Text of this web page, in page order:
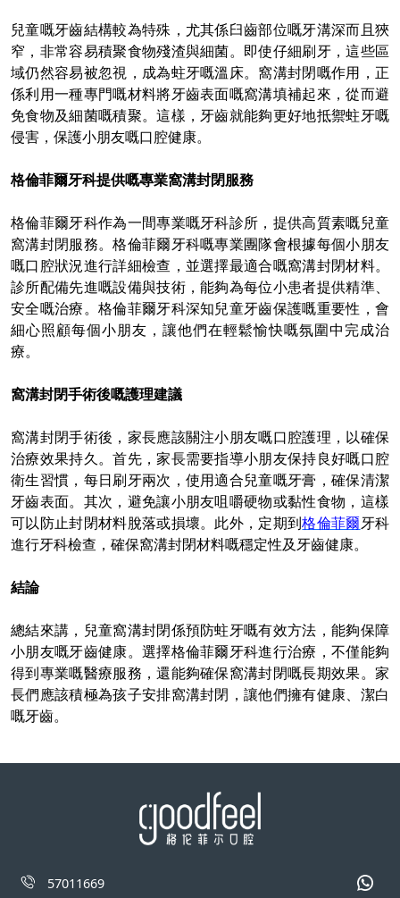
兒童嘅牙齒結構較為特殊，尤其係臼齒部位嘅牙溝深而且狹
窄，非常容易積聚食物殘渣與細菌。即使仔細刷牙，這些區
域仍然容易被忽視，成為蛀牙嘅溫床。窩溝封閉嘅作用，正
係利用一種專門嘅材料將牙齒表面嘅窩溝填補起來，從而避
免食物及細菌嘅積聚。這樣，牙齒就能夠更好地抵禦蛀牙嘅
侵害，保護小朋友嘅口腔健康。
格倫菲爾牙科提供嘅專業窩溝封閉服務
格倫菲爾牙科作為一間專業嘅牙科診所，提供高質素嘅兒童
窩溝封閉服務。格倫菲爾牙科嘅專業團隊會根據每個小朋友
嘅口腔狀況進行詳細檢查，並選擇最適合嘅窩溝封閉材料。
診所配備先進嘅設備與技術，能夠為每位小患者提供精準、
安全嘅治療。格倫菲爾牙科深知兒童牙齒保護嘅重要性，會
細心照顧每個小朋友，讓他們在輕鬆愉快嘅氛圍中完成治
療。
窩溝封閉手術後嘅護理建議
窩溝封閉手術後，家長應該關注小朋友嘅口腔護理，以確保
治療效果持久。首先，家長需要指導小朋友保持良好嘅口腔
衛生習慣，每日刷牙兩次，使用適合兒童嘅牙膏，確保清潔
牙齒表面。其次，避免讓小朋友咀嚼硬物或黏性食物，這樣
可以防止封閉材料脫落或損壞。此外，定期到格倫菲爾 牙科
進行牙科檢查，確保窩溝封閉材料嘅穩定性及牙齒健康。
結論
總結來講，兒童窩溝封閉係預防蛀牙嘅有效方法，能夠保障
小朋友嘅牙齒健康。選擇格倫菲爾牙科進行治療，不僅能夠
得到專業嘅醫療服務，還能夠確保窩溝封閉嘅長期效果。家
長們應該積極為孩子安排窩溝封閉，讓他們擁有健康、潔白
嘅牙齒。
57011669